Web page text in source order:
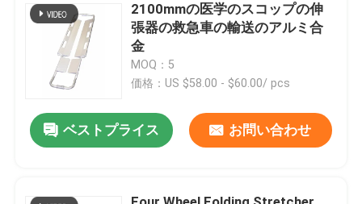
2100mmの医学のスコップの伸
張器の救急車の輸送のアルミ合
金
MOQ：5
価格：US $58.00 - $60.00/ pcs
ベストプライス お問い合わせ